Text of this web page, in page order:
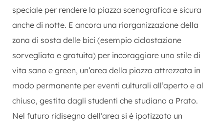
speciale per rendere la piazza scenografica e sicura
anche di notte. E ancora una riorganizzazione della
zona di sosta delle bici (esempio ciclostazione
sorvegliata e gratuita) per incoraggiare uno stile di
vita sano e green, un’area della piazza attrezzata in
modo permanente per eventi culturali all’aperto e al
chiuso, gestita dagli studenti che studiano a Prato.
Nel futuro ridisegno dell’area si è ipotizzato un